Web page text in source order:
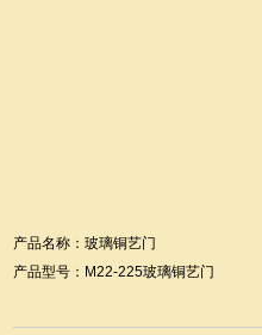
产品名称：玻璃铜艺门
产品型号：M22-225玻璃铜艺门